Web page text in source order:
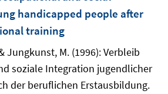
handicapped people after
training
Jungkunst, M. (1996): Verbleib
soziale Integration jugendlicher
der beruflichen Erstausbildung.